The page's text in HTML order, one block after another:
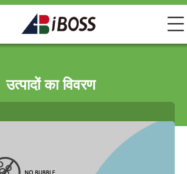
उत्पादों का विवरण